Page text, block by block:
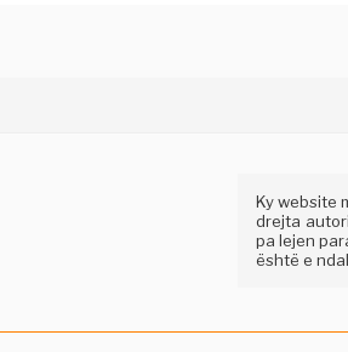
Ky website
drejta
pa lejen
është e